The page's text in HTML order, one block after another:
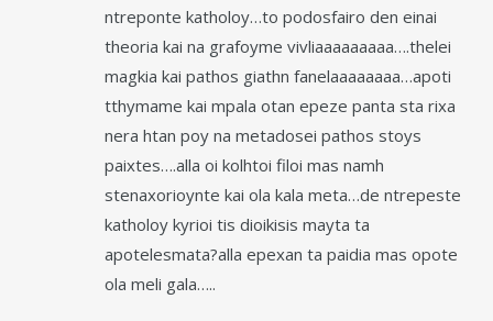
ntreponte katholoy…to podosfairo den einai
theoria kai na grafoyme vivliaaaaaaaaa….thelei
magkia kai pathos giathn fanelaaaaaaaa…apoti
tthymame kai mpala otan epeze panta sta rixa
nera htan poy na metadosei pathos stoys
paixtes….alla oi kolhtoi filoi mas namh
stenaxorioynte kai ola kala meta…de ntrepeste
katholoy kyrioi tis dioikisis mayta ta
apotelesmata?alla epexan ta paidia mas opote
ola meli gala…..